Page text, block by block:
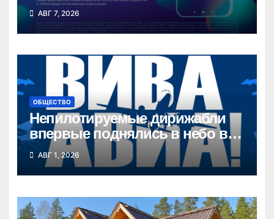
СБП в «Платосфере»
АВГ 7, 2026
ОБЩЕСТВО
Непилотируемые дирижабли
впервые поднялись в небо в
Новосибирской области
АВГ 1, 2026